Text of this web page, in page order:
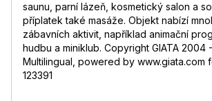
saunu, parní lázeň, kosmetický salon a
příplatek také masáže. Objekt nabízí
zábavních aktivit, například animační
hudbu a miniklub. Copyright GIATA 2004
Multilingual, powered by www.giata.com
123391